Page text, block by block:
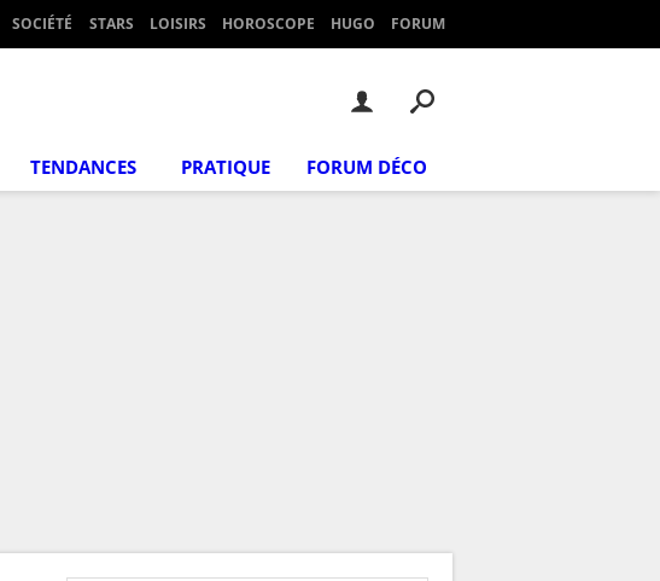
SOCIÉTÉ STARS LOISIRS HOROSCOPE HUGO FORUM
TENDANCES PRATIQUE FORUM DÉCO